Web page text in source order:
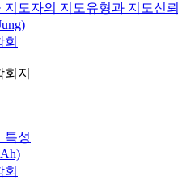
도자의 지도유형과 지도신
지
특성